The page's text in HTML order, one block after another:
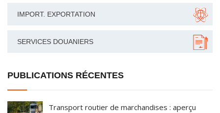
IMPORT. EXPORTATION
SERVICES DOUANIERS
PUBLICATIONS RÉCENTES
Transport routier de marchandises : aperçu